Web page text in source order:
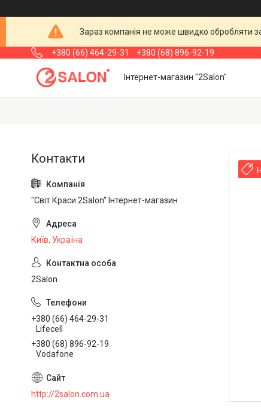
Зараз компанія не може швидко обробляти
+380 (66) 464-29-31 +380 (68) 896-92-19
Інтернет-магазин "2Salon"
"Світ Краси 2Salon" Інтернет-магазин
Київ, Україна
2Salon
+380 (66) 464-29-31
Lifecell
+380 (68) 896-92-19
Vodafone
http://2salon.com.ua